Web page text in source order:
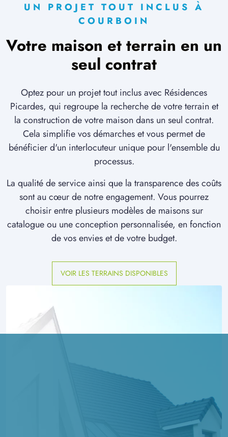
UN PROJET TOUT INCLUS À
COURBOIN
Votre maison et terrain en un
seul contrat
Optez pour un projet tout inclus avec Résidences
Picardes, qui regroupe la recherche de votre terrain et
la construction de votre maison dans un seul contrat.
Cela simplifie vos démarches et vous permet de
bénéficier d'un interlocuteur unique pour l'ensemble du
processus.
La qualité de service ainsi que la transparence des coûts
sont au cœur de notre engagement. Vous pourrez
choisir entre plusieurs modèles de maisons sur
catalogue ou une conception personnalisée, en fonction
de vos envies et de votre budget.
VOIR LES TERRAINS DISPONIBLES